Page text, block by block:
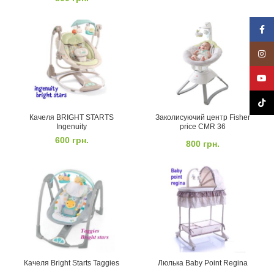
Качеля BRIGHT STARTS
Ingenuity
600 грн.
Заколисуючий центр Fisher
price CMR 36
800 грн.
Качеля Bright Starts Taggies Люлька Baby Point Regina